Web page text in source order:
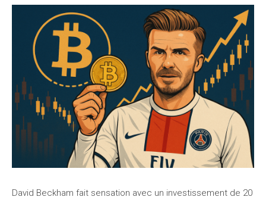
David Beckham fait sensation avec un investissement de 20